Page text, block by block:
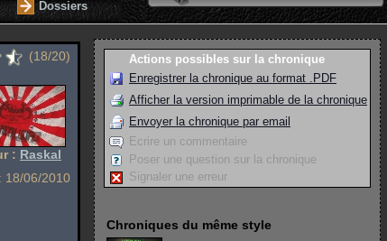
Dossiers
(18/20)
: Raskal
: 18/06/2010
Actions possibles sur la chronique
Enregistrer la chronique au format .PDF
Afficher la version imprimable de la chronique
Envoyer la chronique par email
Ecrire un commentaire
Poser une question sur la chronique
Signaler une erreur
Chroniques du même style